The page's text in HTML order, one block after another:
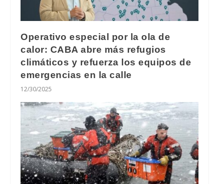
Operativo especial por la ola de
calor: CABA abre más refugios
climáticos​ y refuerza los equipos de
emergencias en la calle
12/30/2025